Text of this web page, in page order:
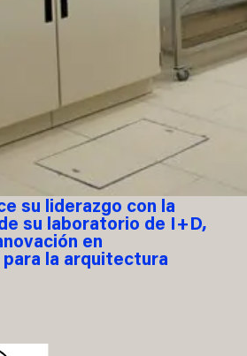
su liderazgo con la
su laboratorio de I+D,
en
la arquitectura